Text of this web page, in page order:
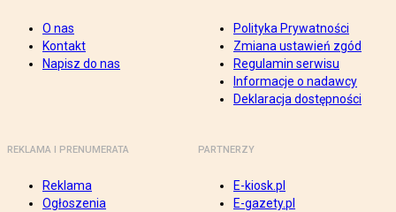
O nas
Kontakt
Napisz do nas
Polityka Prywatności
Zmiana ustawień zgód
Regulamin serwisu
Informacje o nadawcy
Deklaracja dostępności
REKLAMA I PRENUMERATA
Reklama
Ogłoszenia
PARTNERZY
E-kiosk.pl
E-gazety.pl